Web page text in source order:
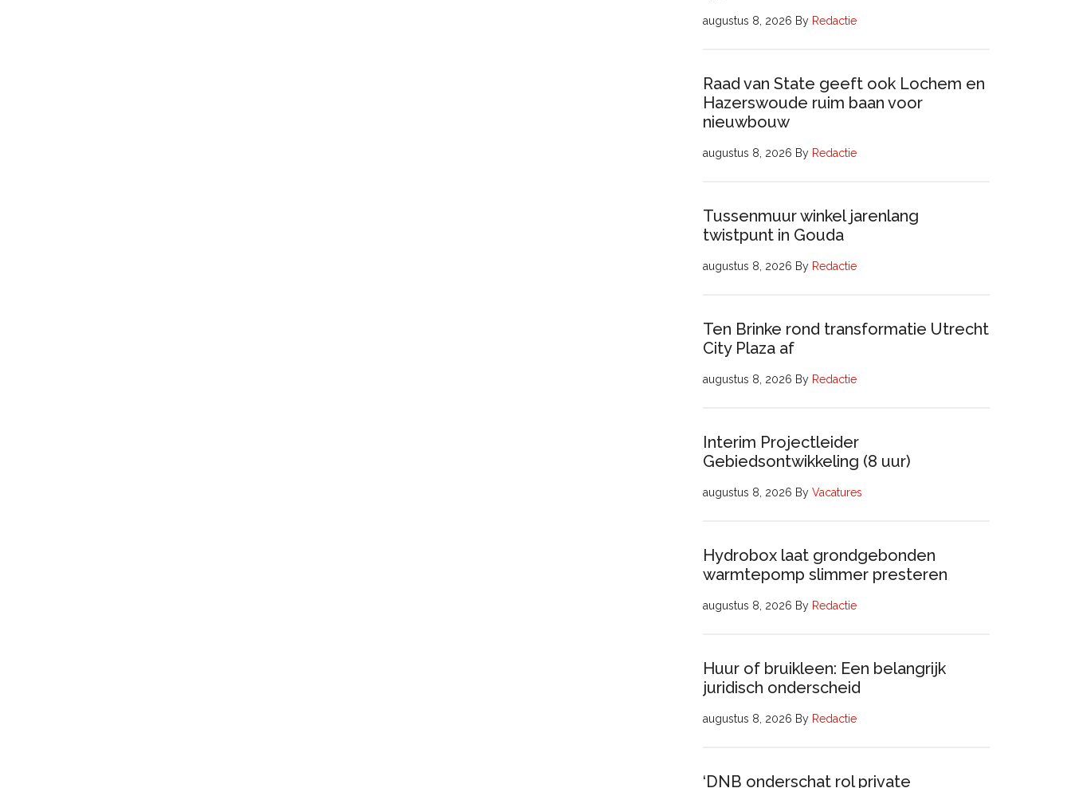
augustus 8, 2026 By Redactie
Raad van State geeft ook Lochem en
Hazerswoude ruim baan voor
nieuwbouw
augustus 8, 2026 By Redactie
Tussenmuur winkel jarenlang
twistpunt in Gouda
augustus 8, 2026 By Redactie
Ten Brinke rond transformatie Utrecht
City Plaza af
augustus 8, 2026 By Redactie
Interim Projectleider
Gebiedsontwikkeling (8 uur)
augustus 8, 2026 By Vacatures
Hydrobox laat grondgebonden
warmtepomp slimmer presteren
augustus 8, 2026 By Redactie
Huur of bruikleen: Een belangrijk
juridisch onderscheid
augustus 8, 2026 By Redactie
‘DNB onderschat rol private